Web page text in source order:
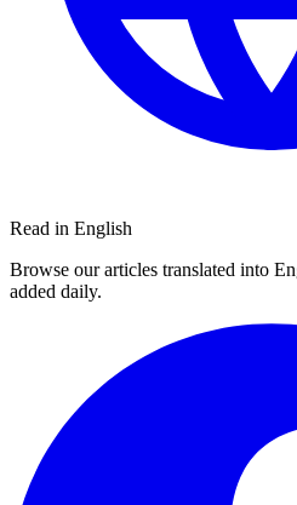
Read in English
Browse our articles translated into
added daily.